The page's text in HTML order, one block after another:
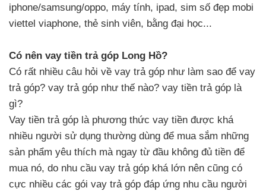
iphone/samsung/oppo, máy tính, ipad, sim số đẹp mobi
viettel viaphone, thẻ sinh viên, bằng đại học...
Có nên vay tiền trả góp Long Hồ?
Có rất nhiều câu hỏi về vay trả góp như làm sao để vay
trả góp? vay trả góp như thế nào? vay tiền trả góp là
gì?
Vay tiền trả góp là phương thức vay tiền được khá
nhiều người sử dụng thường dùng để mua sắm những
sản phẩm yêu thích mà ngay từ đầu không đủ tiền để
mua nó, do nhu cầu vay trả góp khá lớn nên cũng có
cực nhiều các gói vay trả góp đáp ứng nhu cầu người